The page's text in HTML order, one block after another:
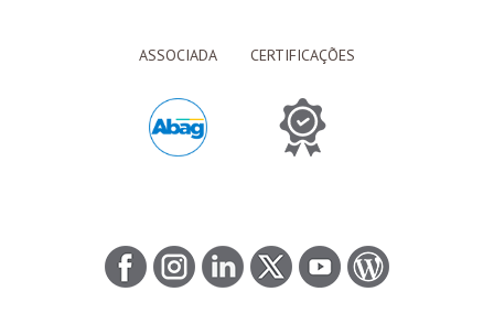
ASSOCIADA CERTIFICAÇÕES